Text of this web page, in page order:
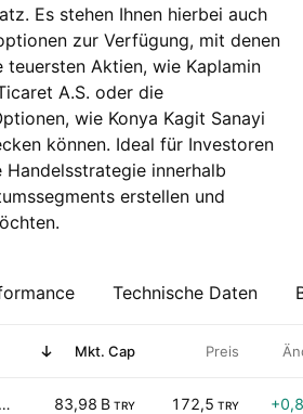
Es stehen Ihnen hierbei auch
zur Verfügung, mit denen
teuersten Aktien, wie Kaplamin
A.S. oder die
wie Konya Kagit Sanayi
können. Ideal für Investoren
Handelsstrategie innerhalb
erstellen und
Technische Daten
Mkt. Cap Preis
Isiklar Enerji ve Yapi Holding Anonim Sirketi 83,98 B TRY 172,5 TRY